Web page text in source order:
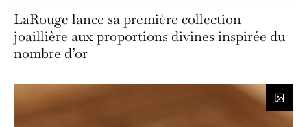
LaRouge lance sa première collection
joaillière aux proportions divines inspirée du
nombre d’or